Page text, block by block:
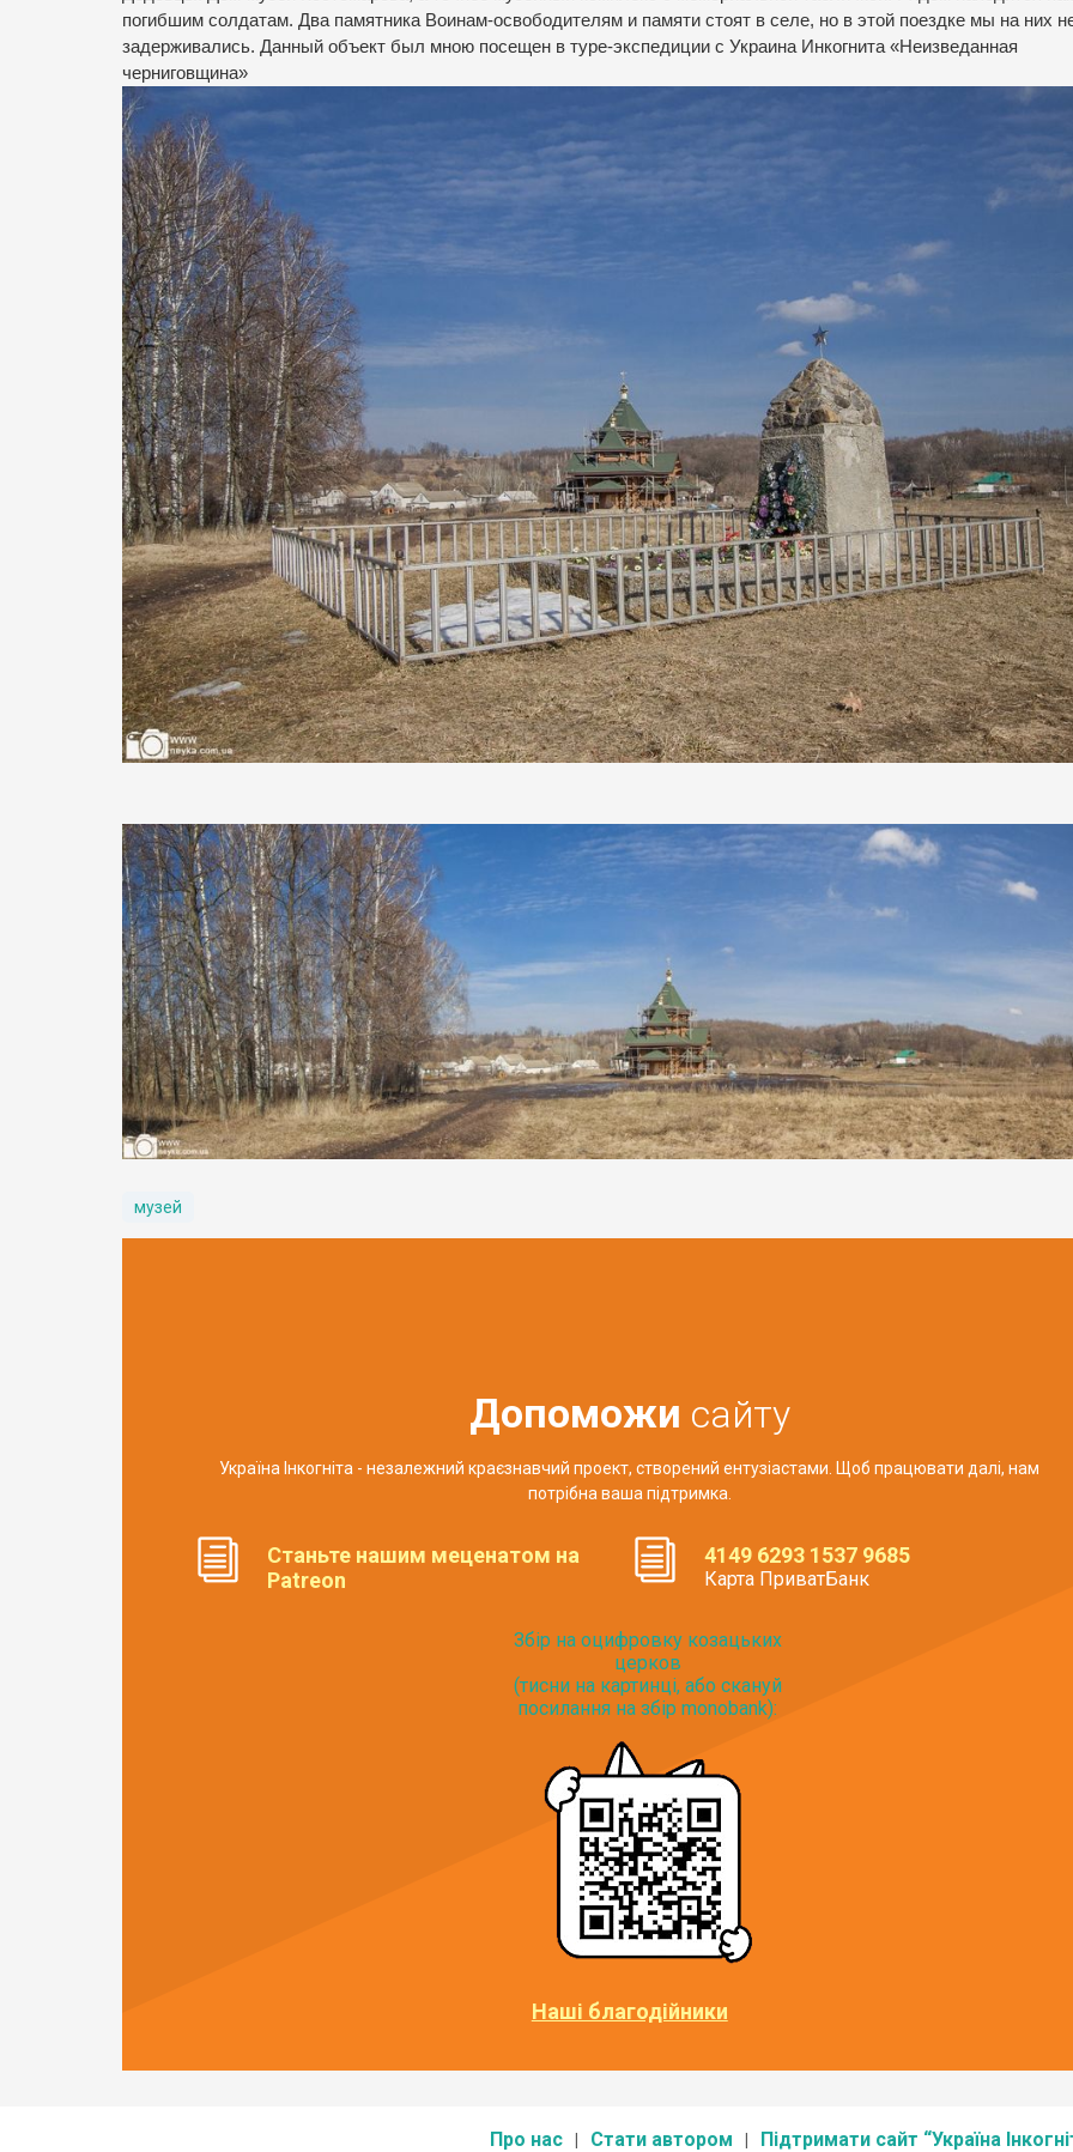
погибшим солдатам. Два памятника Воинам-освободителям и памяти стоят в селе, но в этой поездке мы на них
задерживались. Данный объект был мною посещен в туре-экспедиции с Украина Инкогнита «Неизведанная
черниговщина»
музей
Допоможи сайту
Україна Інкогніта - незалежний краєзнавчий проект, створений ентузіастами. Щоб працювати далі, нам
потрібна ваша підтримка.
Станьте нашим меценатом на
Patreon
4149 6293 1537 9685
Карта ПриватБанк
Збір на оцифровку козацьких
церков
(тисни на картинці, або скануй
посилання на збір monobank):
Наші благодійники
Про нас Стати автором Підтримати сайт “Україна